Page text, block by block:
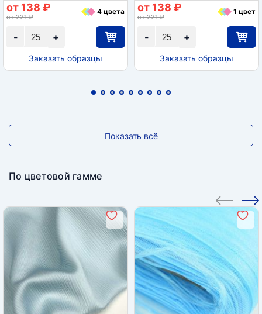
+
-
от 138 ₽
от 221 ₽
4 цвета
Заказать образцы
+
-
от 138 ₽
от 221 ₽
1 цвет
Заказать образцы
Показать всё
По цветовой гамме